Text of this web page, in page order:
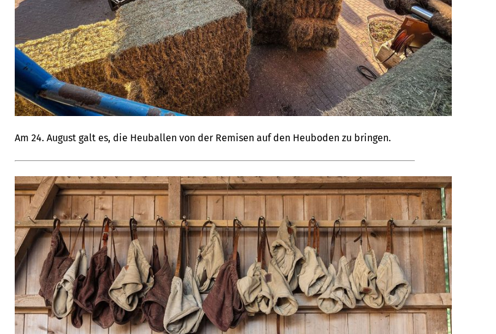
Am 24. August galt es, die Heuballen von der Remisen auf den Heuboden zu bringen.